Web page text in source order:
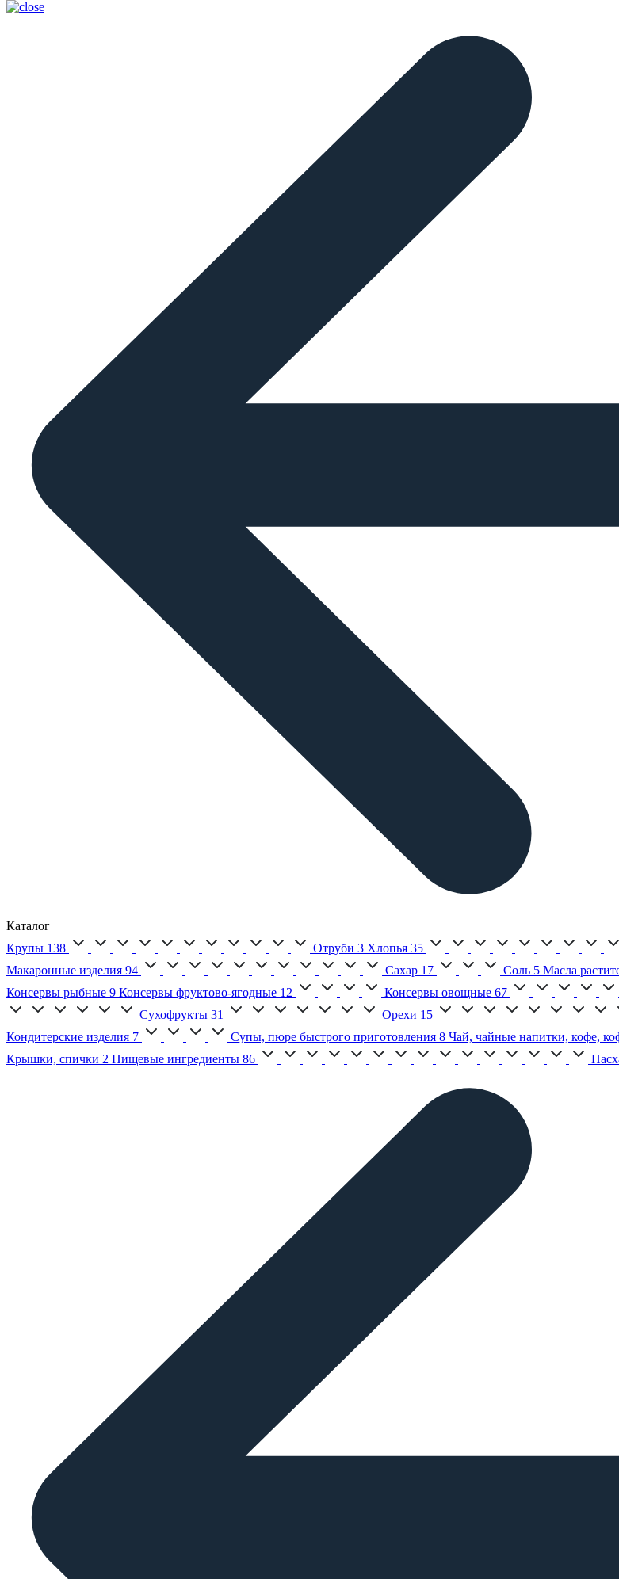
Каталог
Крупы 138 Отруби 3 Хлопья 35
Макаронные изделия 94 Сахар 17 Соль 5 Масла
Консервы рыбные 9 Консервы фруктово-ягодные 12 Консервы овощные 67
Сухофрукты 31 Орехи 15
Кондитерские изделия 7 Супы, пюре быстрого приготовления 8 Чай, чайные напитки, кофе,
Крышки, спички 2 Пищевые ингредиенты 86